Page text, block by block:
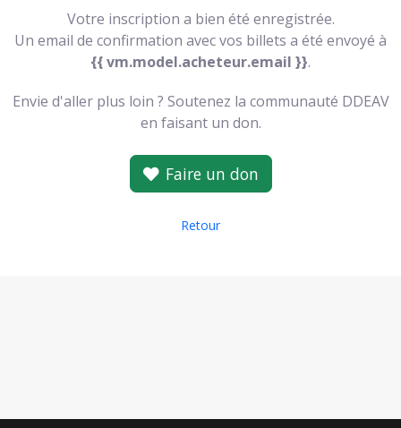
Votre inscription a bien été enregistrée.
Un email de confirmation avec vos billets a été envoyé à
{{ vm.model.acheteur.email }}.
Envie d'aller plus loin ? Soutenez la communauté DDEAV
en faisant un don.
Faire un don
Retour